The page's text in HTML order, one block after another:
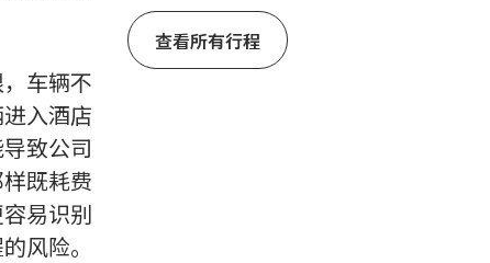
车辆不
入酒店
致公司
既耗费
易识别
风险。
查看所有行程